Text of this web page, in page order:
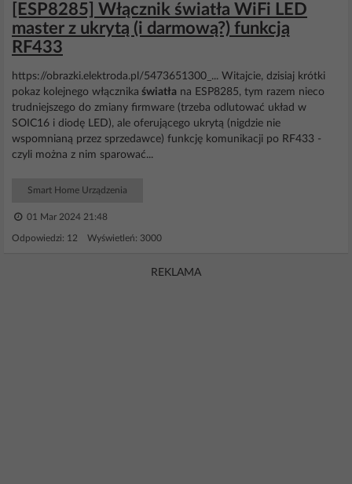
[ESP8285] Włącznik światła WiFi LED
master z ukrytą (i darmową?) funkcją
RF433
https://obrazki.elektroda.pl/5473651300_... Witajcie, dzisiaj krótki
pokaz kolejnego włącznika światła na ESP8285, tym razem nieco
trudniejszego do zmiany firmware (trzeba odlutować układ w
SOIC16 i diodę LED), ale oferującego ukrytą (nigdzie nie
wspomnianą przez sprzedawce) funkcję komunikacji po RF433 -
czyli można z nim sparować...
Smart Home Urządzenia
01 Mar 2024 21:48
Odpowiedzi: 12 Wyświetleń: 3000
REKLAMA